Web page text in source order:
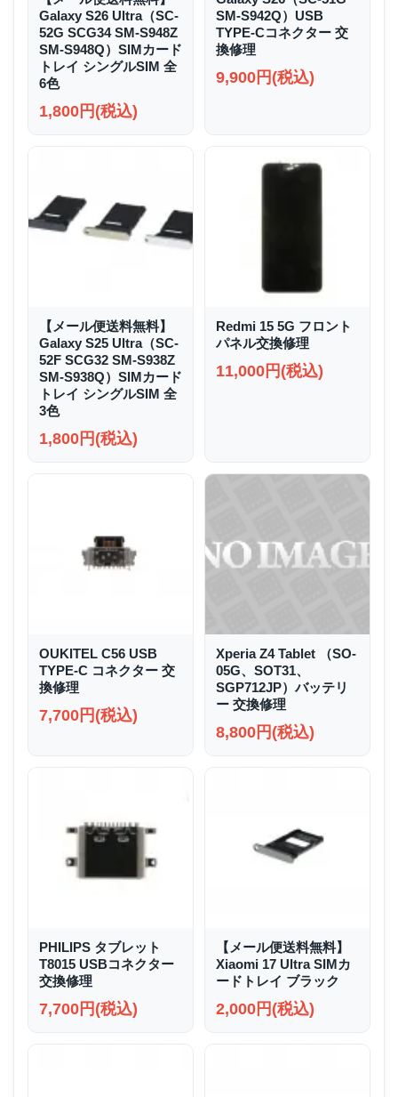
Galaxy S26 Ultra（SC-
52G SCG34 SM-S948Z
SM-S948Q）SIMカード
トレイ シングルSIM 全
6色
1,800円(税込)
SM-S942Q）USB
TYPE-Cコネクター 交
換修理
9,900円(税込)
【メール便送料無料】
Galaxy S25 Ultra（SC-
52F SCG32 SM-S938Z
SM-S938Q）SIMカード
トレイ シングルSIM 全
3色
1,800円(税込)
Redmi 15 5G フロント
パネル交換修理
11,000円(税込)
OUKITEL C56 USB
TYPE-C コネクター 交
換修理
7,700円(税込)
Xperia Z4 Tablet （SO-
05G、SOT31、
SGP712JP）バッテリ
ー 交換修理
8,800円(税込)
PHILIPS タブレット
T8015 USBコネクター
交換修理
7,700円(税込)
【メール便送料無料】
Xiaomi 17 Ultra SIMカ
ードトレイ ブラック
2,000円(税込)